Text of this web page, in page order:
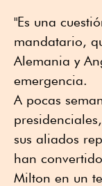
"Es una
mandatario,
Alemania y
emergencia.
A pocas
presidenciales,
sus aliados
han
Milton en un